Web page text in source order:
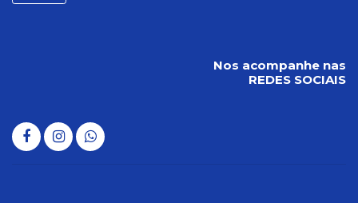
Nos acompanhe nas
REDES SOCIAIS